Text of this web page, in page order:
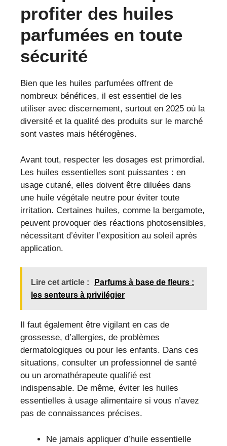
profiter des huiles
parfumées en toute
sécurité
Bien que les huiles parfumées offrent de
nombreux bénéfices, il est essentiel de les
utiliser avec discernement, surtout en 2025 où la
diversité et la qualité des produits sur le marché
sont vastes mais hétérogènes.
Avant tout, respecter les dosages est primordial.
Les huiles essentielles sont puissantes : en
usage cutané, elles doivent être diluées dans
une huile végétale neutre pour éviter toute
irritation. Certaines huiles, comme la bergamote,
peuvent provoquer des réactions photosensibles,
nécessitant d’éviter l’exposition au soleil après
application.
Lire cet article :
Parfums à base de fleurs :
les senteurs à privilégier
Il faut également être vigilant en cas de
grossesse, d’allergies, de problèmes
dermatologiques ou pour les enfants. Dans ces
situations, consulter un professionnel de santé
ou un aromathérapeute qualifié est
indispensable. De même, éviter les huiles
essentielles à usage alimentaire si vous n’avez
pas de connaissances précises.
Ne jamais appliquer d’huile essentielle